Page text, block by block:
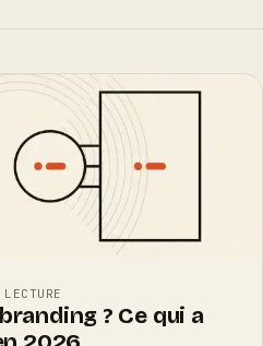
? Ce qui a